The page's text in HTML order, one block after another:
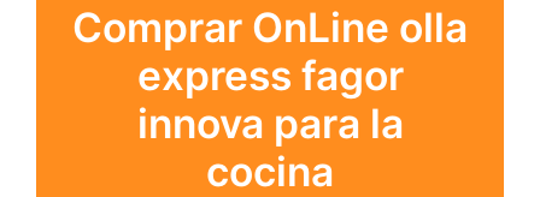
Comprar OnLine olla
express fagor
innova para la
cocina